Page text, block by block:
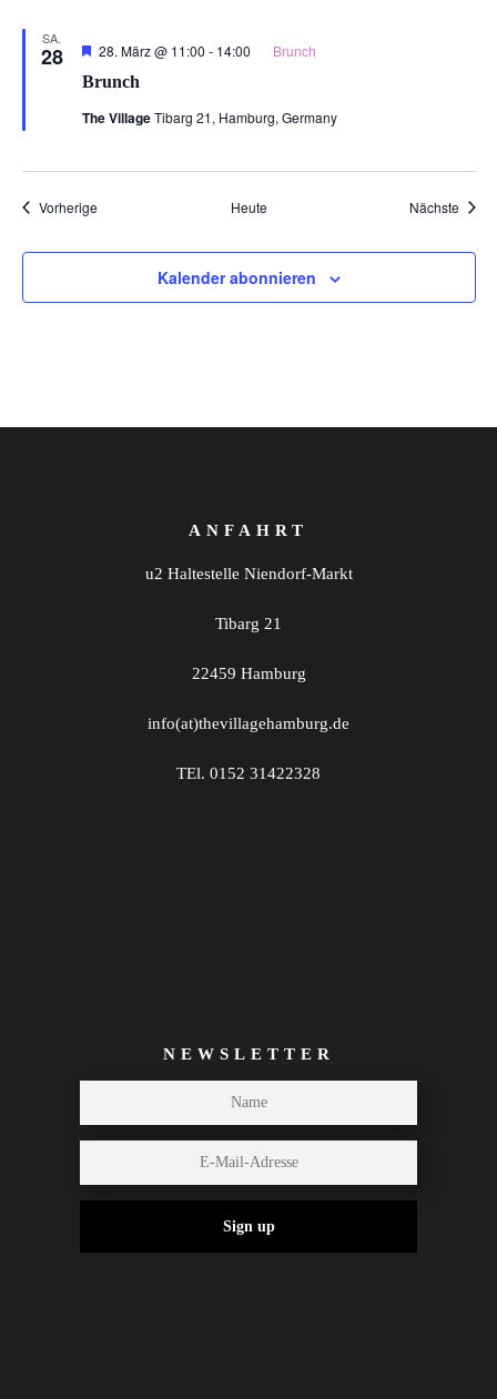
SA.
28
Brunch
Hervorgehoben
28. März @ 11:00 - 14:00 Brunch
The VillageTibarg 21, Hamburg, Germany
VorherigeVeranstaltungen Heute Nächste
Kalender abonnieren
ANFAHRT
u2 Haltestelle Niendorf-Markt
Tibarg 21
22459 Hamburg
info(at)thevillagehamburg.de
TEl. 0152 31422328
NEWSLETTER
Sign up